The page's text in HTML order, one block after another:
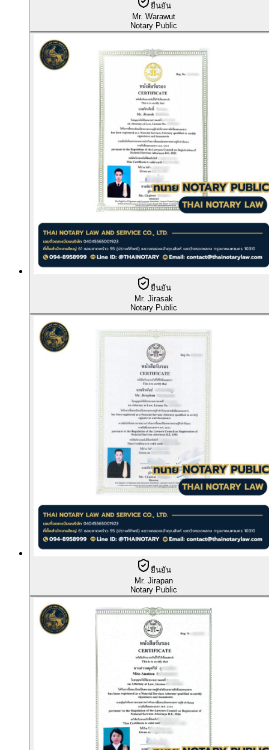
ยืนยัน
Mr. Warawut
Notary Public
ยืนยัน
Mr. Jirasak
Notary Public
ยืนยัน
Mr. Jirapan
Notary Public